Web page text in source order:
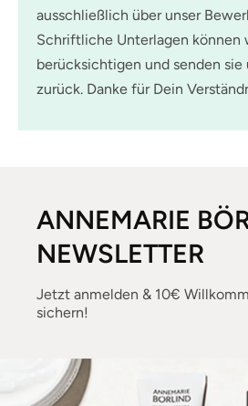
ausschließlich über unser
Schriftliche Unterlagen können
berücksichtigen und senden
zurück. Danke für Dein
ANNEMARIE
NEWSLETTER
Jetzt anmelden & 10€
sichern!